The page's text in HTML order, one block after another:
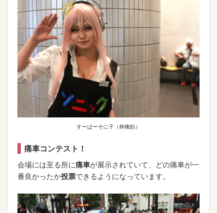
すーぱーそに子（林檎飴）
痛車コンテスト！
会場には至る所に痛車が展示されていて、どの痛車が一
番良かったか投票できるようになっています。